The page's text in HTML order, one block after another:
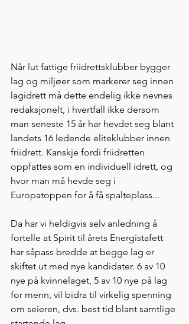
Når lut fattige friidrettsklubber bygger
lag og miljøer som markerer seg innen
lagidrett må dette endelig ikke nevnes
redaksjonelt, i hvertfall ikke dersom
man seneste 15 år har hevdet seg blant
landets 16 ledende eliteklubber innen
friidrett. Kanskje fordi friidretten
oppfattes som en individuell idrett, og
hvor man må hevde seg i
Europatoppen for å få spalteplass...
Da har vi heldigvis selv anledning å
fortelle at Spirit til årets Energistafett
har såpass bredde at begge lag er
skiftet ut med nye kandidater. 6 av 10
nye på kvinnelaget, 5 av 10 nye på lag
for menn, vil bidra til virkelig spenning
om seieren, dvs. best tid blant samtlige